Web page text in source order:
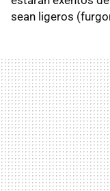
sean ligeros